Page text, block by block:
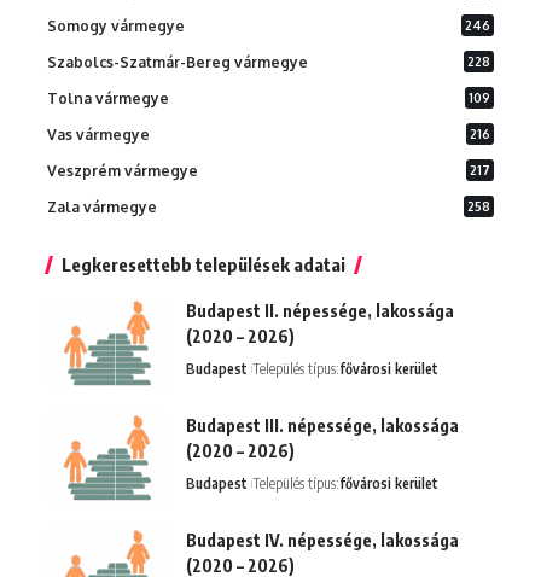
Somogy vármegye 246
Szabolcs-Szatmár-Bereg vármegye 228
Tolna vármegye 109
Vas vármegye 216
Veszprém vármegye 217
Zala vármegye 258
Legkeresettebb települések adatai
Budapest II. népessége, lakossága
(2020 – 2026)
Budapest Település típus:fővárosi kerület
Budapest III. népessége, lakossága
(2020 – 2026)
Budapest Település típus:fővárosi kerület
Budapest IV. népessége, lakossága
(2020 – 2026)